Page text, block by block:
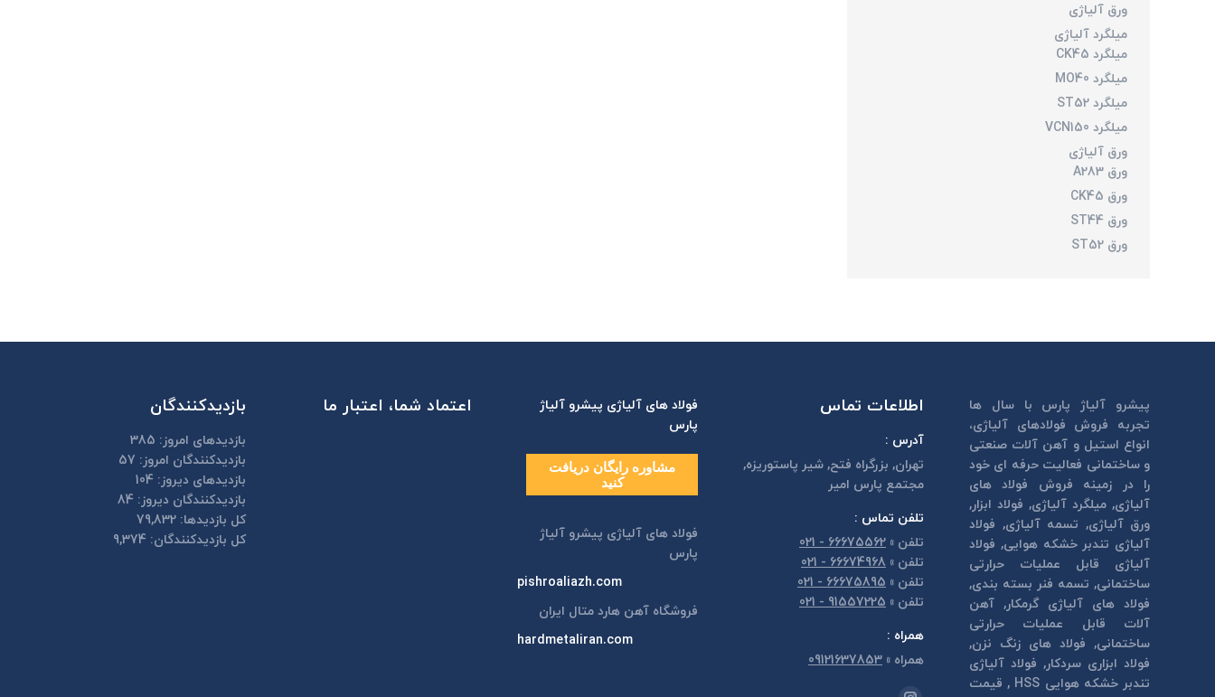
ورق آلیاژی
میلگرد آلیاژی
میلگرد CK45
میلگرد MO40
میلگرد ST52
میلگرد VCN150
ورق آلیاژی
ورق A283
ورق CK45
ورق ST44
ورق ST52
پیشرو آلیاژ پارس با سال ها
تجربه فروش فولادهای آلیاژی،
انواع استیل و آهن آلات صنعتی
و ساختمانی فعالیت حرفه ای خود
را در زمینه فروش فولاد های
آلیاژی, میلگرد آلیاژی, فولاد ابزار,
ورق آلیاژی, تسمه آلیاژی, فولاد
آلیاژی تندبر خشكه هوايی, فولاد
آلیاژی قابل عمليات حرارتی
ساختمانی, تسمه فنر بسته بندی,
فولاد های آلیاژی گرمكار, آهن
آلات قابل عمليات حرارتی
ساختمانی, فولاد های زنگ نزن,
فولاد ابزاری سردكار, فولاد آلیاژی
تندبر خشكه هوايی HSS , قیمت
اطلاعات تماس
آدرس :
تهران, بزرگراه فتح, شير پاستوريزه,
مجتمع پارس امير
تلفن تماس :
تلفن »
66675562 - 021
تلفن »
66674968 - 021
تلفن »
66675895 - 021
تلفن »
91557225 - 021
همراه :
همراه »
09121637853
فولاد های آلیاژی پیشرو آلیاژ
پارس
مشاوره رایگان دریافت
کنید
فولاد های آلیاژی پیشرو آلیاژ
پارس
pishroaliazh.com
فروشگاه آهن هارد متال ایران
hardmetaliran.com
اعتماد شما، اعتبار ما بازدیدکنندگان
بازدیدهای امروز: 385
بازدیدکنندگان امروز: 57
بازدیدهای دیروز: 104
بازدیدکنندگان دیروز: 84
کل بازدیدها: 79,832
کل بازدیدکنند‌گان: 9,374